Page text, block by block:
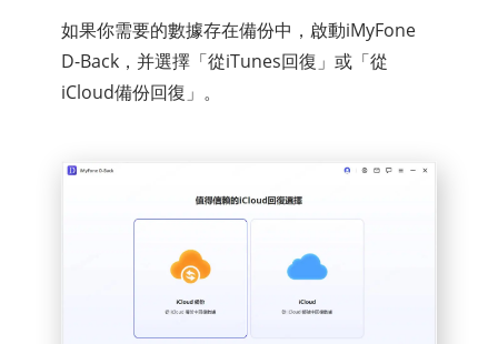
如果你需要的數據存在備份中，啟動iMyFone
D-Back，并選擇「從iTunes回復」或「從
iCloud備份回復」。